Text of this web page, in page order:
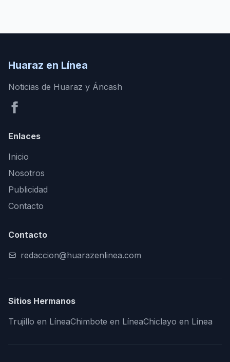
Huaraz en Línea
Noticias de Huaraz y Áncash
Enlaces
Inicio
Nosotros
Publicidad
Contacto
Contacto
redaccion@huarazenlinea.com
Sitios Hermanos
Trujillo en LíneaChimbote en LíneaChiclayo en Línea